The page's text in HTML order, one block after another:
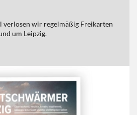
verlosen wir regelmäßig Freikarten
um Leipzig.